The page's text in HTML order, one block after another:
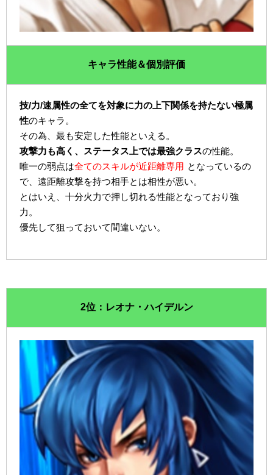
キャラ性能＆個別評価
技/力/速属性の全てを対象に力の上下関係を持たない極属
性のキャラ。
その為、最も安定した性能といえる。
攻撃力も高く、ステータス上では最強クラスの性能。
唯一の弱点は全てのスキルが近距離専用 となっているの
で、遠距離攻撃を持つ相手とは相性が悪い。
とはいえ、十分火力で押し切れる性能となっており強
力。
優先して狙っておいて間違いない。
2位：レオナ・ハイデルン